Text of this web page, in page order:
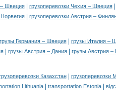
– Швеция| грузоперевозки Чехия – Швеция
| грузоперевозки Австрия –
грузы Германия – Швеция|
грузы Италия –
| грузы Австрия – Дания| грузы Австрия –
Казахстан|
грузоперевозки
Lithuania| transportation Estonia|